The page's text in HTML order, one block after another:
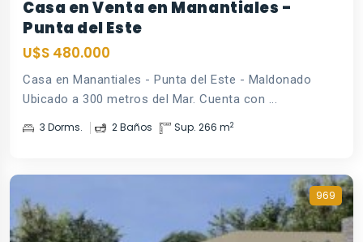
Casa en Venta en Manantiales -
Punta del Este
U$S 480.000
Casa en Manantiales - Punta del Este - Maldonado
Ubicado a 300 metros del Mar. Cuenta con ...
3 Dorms. 2 Baños Sup. 266 m2
969